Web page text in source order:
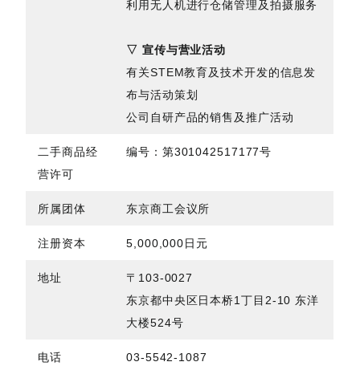
利用无人机进行仓储管理及拍摄服务
▽ 宣传与营业活动
有关STEM教育及技术开发的信息发
布与活动策划
公司自研产品的销售及推广活动
二手商品经
营许可
编号：第301042517177号
所属团体 东京商工会议所
注册资本 5,000,000日元
地址
〒103-0027
东京都中央区日本桥1丁目2-10 东洋
大楼524号
电话
03-5542-1087